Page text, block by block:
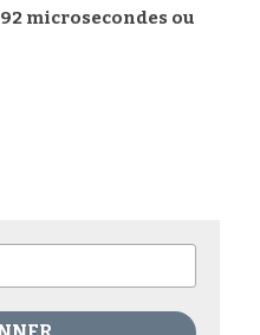
microsecondes ou